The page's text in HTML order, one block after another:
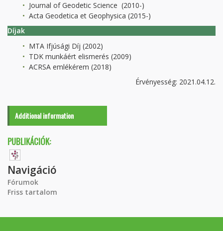
Journal of Geodetic Science (2010-)
Acta Geodetica et Geophysica (2015-)
Díjak
MTA Ifjúsági Díj (2002)
TDK munkáért elismerés (2009)
ACRSA emlékérem (2018)
Érvényesség: 2021.04.12.
Additional information
PUBLIKÁCIÓK:
Navigáció
Fórumok
Friss tartalom